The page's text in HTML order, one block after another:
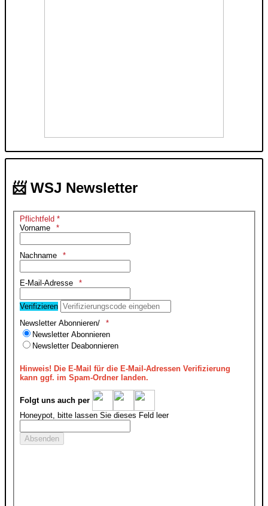
📨 WSJ Newsletter
Pflichtfeld *
Vorname
Nachname
E-Mail-Adresse
Verifizieren
Newsletter Abonnieren/
Newsletter Abonnieren
Newsletter Deabonnieren
Hinweis! Die E-Mail für die E-Mail-Adressen Verifizierung
kann ggf. im Spam-Ordner landen.
Folgt uns auch per
Honeypot, bitte lassen Sie dieses Feld leer